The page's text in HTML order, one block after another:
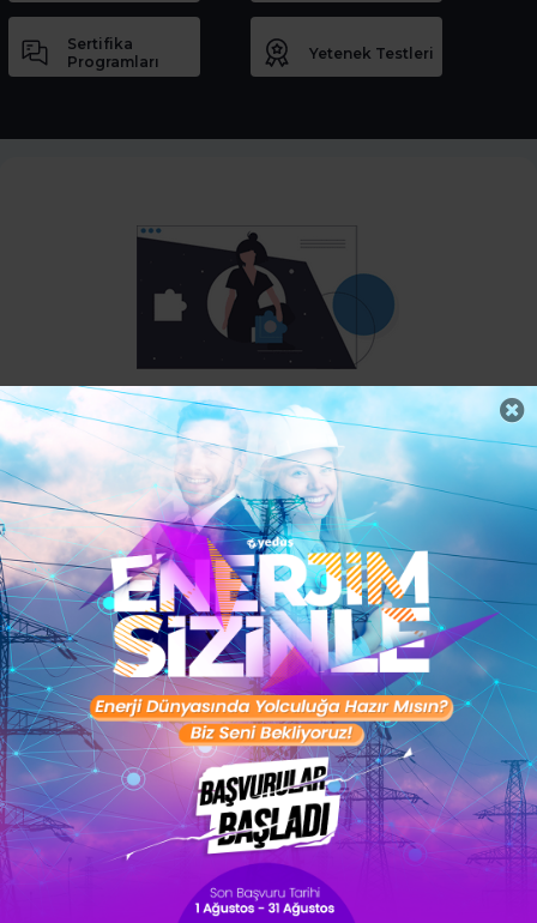
Sertifika
Programları
Yetenek Testleri
CV Hazırlama Programı
Kolay CV Hazırlayıcı ile sadece gerekli alanları doldurun ve CV’nizi
yollamaya başlayın!
Hemen Başla
Sertifika Programları
Digital Marketing Specialist
Sertifika Al
Microsoft Office for Business
Sertifika Al
Online Staj Programı